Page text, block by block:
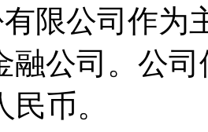
限公司作为
融公司。公
币。